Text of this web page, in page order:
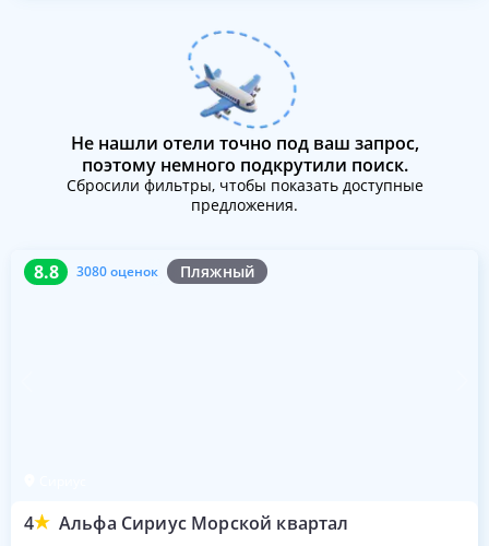
Не нашли отели точно под ваш запрос,
поэтому немного подкрутили поиск.
Сбросили фильтры, чтобы показать доступные
предложения.
8.8 3080 оценок Пляжный
4 Альфа Сириус Морской квартал
8.8 3080 оценок